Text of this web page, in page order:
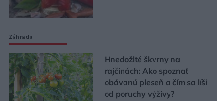
Záhrada
Hnedožlté škvrny na
rajčinách: Ako spoznať
obávanú pleseň a čím sa líši
od poruchy výživy?